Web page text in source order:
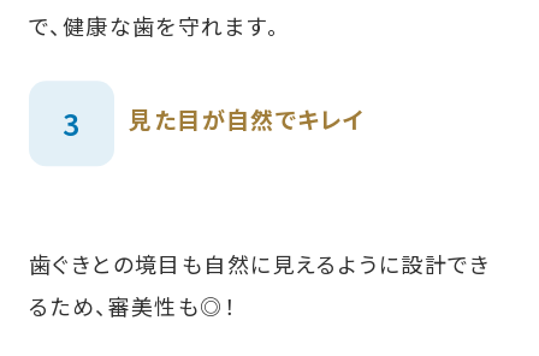
で、健康な歯を守れます。
見た目が自然でキレイ
歯ぐきとの境目も自然に見えるように設計でき
るため、審美性も◎！